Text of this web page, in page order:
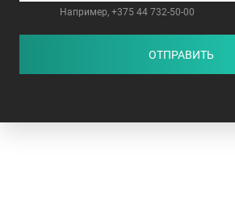
Например, +375 44 732-50-00
ОТПРАВИТЬ